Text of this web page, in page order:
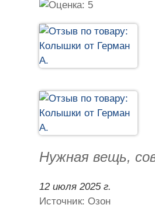
Нужная вещь,
12 июля 2025 г.
Источник: Озон